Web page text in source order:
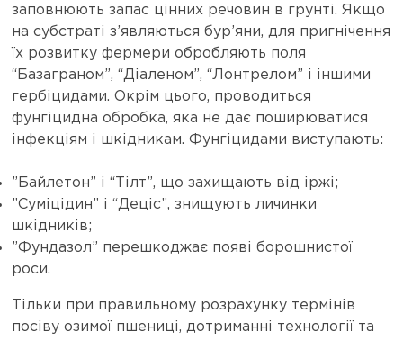
заповнюють запас цінних речовин в грунті. Якщо
на субстраті з’являються бур’яни, для пригнічення
їх розвитку фермери обробляють поля
“Базаграном”, “Діаленом”, “Лонтрелом” і іншими
гербіцидами. Окрім цього, проводиться
фунгіцидна обробка, яка не дає поширюватися
інфекціям і шкідникам. Фунгіцидами виступають:
”Байлетон” і “Тілт”, що захищають від іржі;
”Суміцідин” і “Деціс”, знищують личинки
шкідників;
”Фундазол” перешкоджає появі борошнистої
роси.
Тільки при правильному розрахунку термінів
посіву озимої пшениці, дотриманні технології та